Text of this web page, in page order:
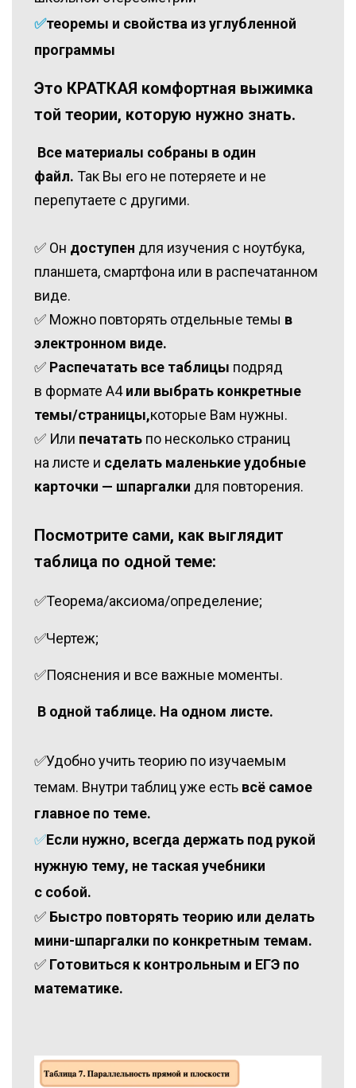
✅теоремы и свойства из углубленной
программы
Это КРАТКАЯ комфортная выжимка
той теории, которую нужно знать.
‌Все материалы собраны в один
файл. ‌Так Вы его не потеряете и не
перепутаете с другими.
‌✅ Он доступен для изучения с ноутбука,
планшета, смартфона или в распечатанном
виде.
✅ Можно повторять отдельные темы в
электронном виде.
✅ ‌‌Распечатать все таблицы подряд
в формате А4или выбрать конкретные
темы/страницы,которые Вам нужны.
‌✅ Или печататьпо несколько страниц
на листе и сделать маленькие удобные
карточки — шпаргалки для повторения.
Посмотрите сами, как выглядит
таблица по одной теме:
✅Теорема/аксиома/определение;
✅Чертеж;
✅Пояснения и все важные моменты.
‌В одной таблице. На одном листе.
✅Удобно учить теорию по изучаемым
темам. Внутри таблиц уже есть всё самое
главное по теме. ‌
✅‌Если нужно, всегда держать под рукой
нужную тему, не таская учебники
с собой.
‌✅ ‌Быстро повторять теорию или делать
мини-шпаргалки по конкретным темам.
‌✅ Готовиться к контрольным и ЕГЭ по
математике.